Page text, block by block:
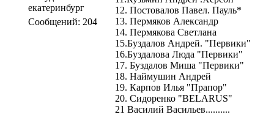
екатеринбург
Сообщений: 204
12. Постовалов Павел. Пауль*
13. Пермяков Александр
14. Пермякова Светлана
15.Буздалов Андрей. "Первики"
16.Буздалова Люда "Первики"
17. Буздалов Миша "Первики"
18. Наймушин Андрей
19. Карпов Илья "Прапор"
20. Сидоренко "BELARUS"
21 Василий Васильев..........